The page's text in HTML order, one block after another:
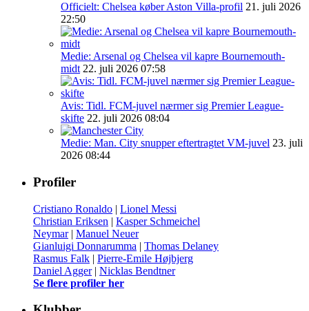
Officielt: Chelsea køber Aston Villa-profil 21. juli 2026
22:50
Medie: Arsenal og Chelsea vil kapre Bournemouth-
midt 22. juli 2026 07:58
Avis: Tidl. FCM-juvel nærmer sig Premier League-
skifte 22. juli 2026 08:04
Medie: Man. City snupper eftertragtet VM-juvel 23. juli
2026 08:44
Profiler
Cristiano Ronaldo | Lionel Messi
Christian Eriksen | Kasper Schmeichel
Neymar| Manuel Neuer
Gianluigi Donnarumma | Thomas Delaney
Rasmus Falk | Pierre-Emile Højbjerg
Daniel Agger| Nicklas Bendtner
Se flere profiler her